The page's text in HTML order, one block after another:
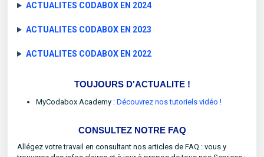
ACTUALITES CODABOX EN 2024
ACTUALITES CODABOX EN 2023
ACTUALITES CODABOX EN 2022
TOUJOURS D'ACTUALITE !
MyCodabox Academy : Découvrez nos tutoriels vidéo !
CONSULTEZ NOTRE FAQ
Allégez votre travail en consultant nos articles de FAQ : vous y